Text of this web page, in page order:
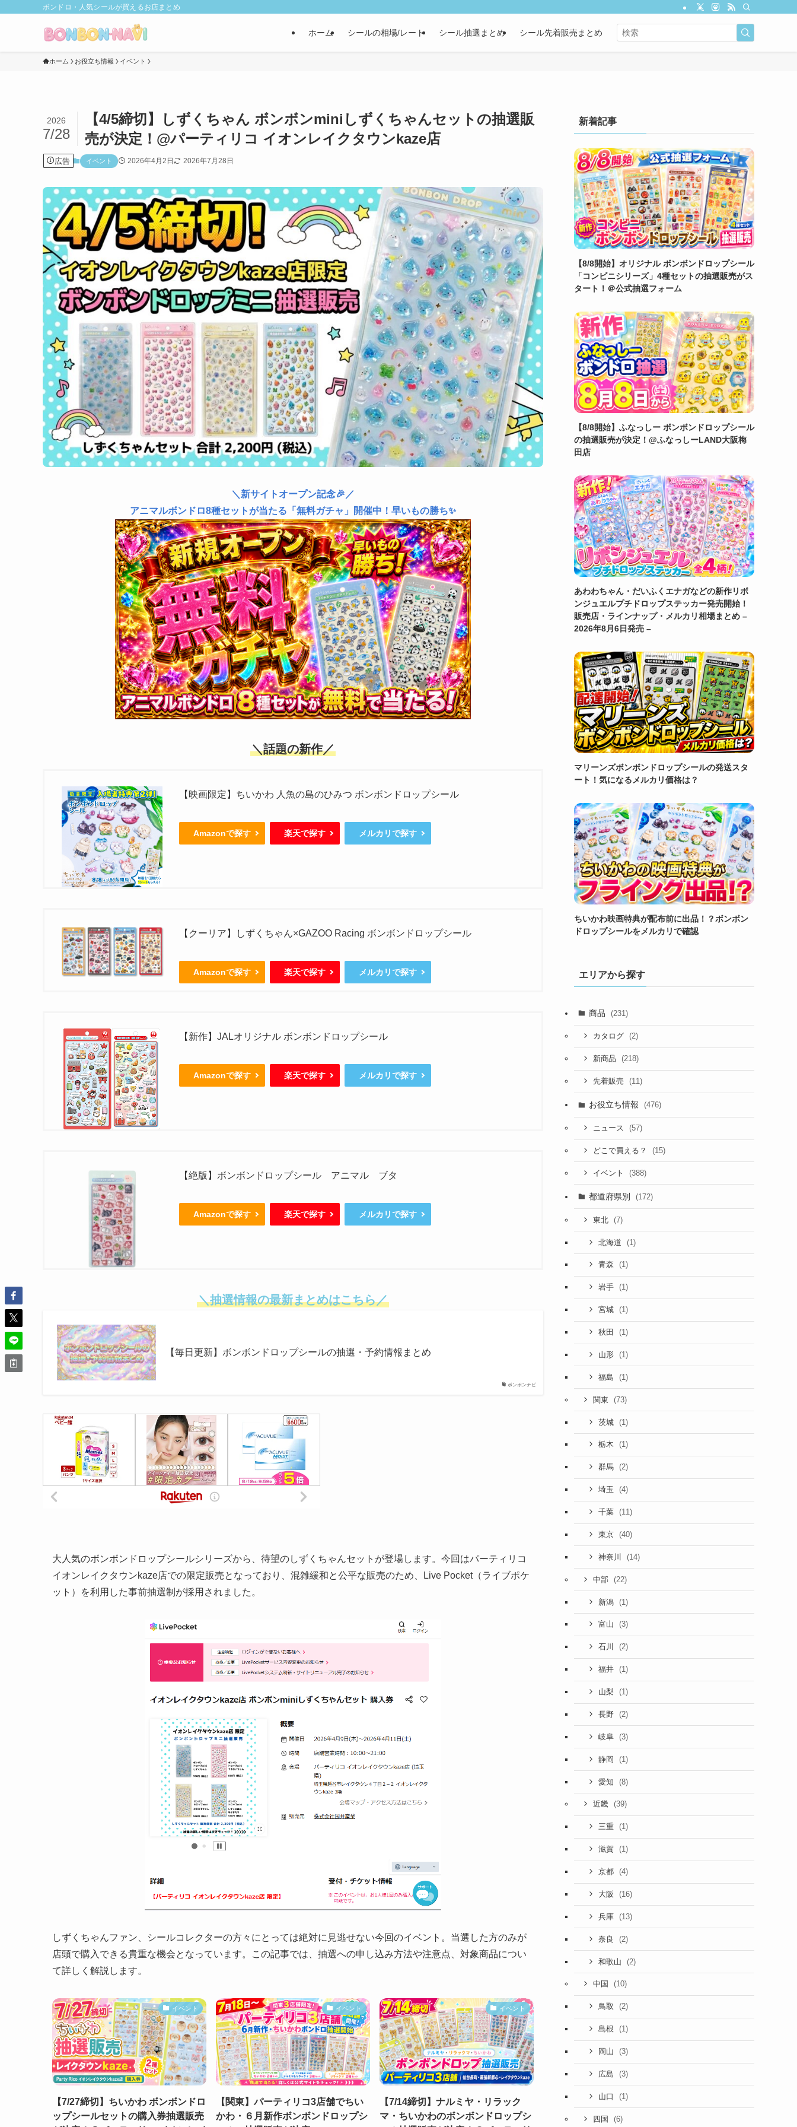
ボンドロ・人気シールが買えるお店まとめ
ホーム シールの相場/レート シール抽選まとめ シール先着販売まとめ
ホーム お役立ち情報 イベント
【4/5締切】しずくちゃん ボンボンminiしずくちゃんセットの抽選販
売が決定！@パーティリコ イオンレイクタウンkaze店
2026
7/28
広告 イベント 2026年4月2日 2026年7月28日
＼新サイトオープン記念🎉／
アニマルボンドロ8種セットが当たる「無料ガチャ」開催中！早いもの勝ち✨
＼話題の新作／
【映画限定】ちいかわ 人魚の島のひみつ ボンボンドロップシール
Amazonで探す 楽天で探す メルカリで探す
【クーリア】しずくちゃん×GAZOO Racing ボンボンドロップシール
Amazonで探す 楽天で探す メルカリで探す
【新作】JALオリジナル ボンボンドロップシール
Amazonで探す 楽天で探す メルカリで探す
【絶版】ボンボンドロップシール アニマル ブタ
Amazonで探す 楽天で探す メルカリで探す
＼抽選情報の最新まとめはこちら／
ボンボンナビ
【毎日更新】ボンボンドロップシールの抽選・予約情報まとめ
大人気のボンボンドロップシールシリーズから、待望のしずくちゃんセットが登場します。今回はパーティリコ
イオンレイクタウンkaze店での限定販売となっており、混雑緩和と公平な販売のため、Live Pocket（ライブポケ
ット）を利用した事前抽選制が採用されました。
しずくちゃんファン、シールコレクターの方々にとっては絶対に見逃せない今回のイベント。当選した方のみが
店頭で購入できる貴重な機会となっています。この記事では、抽選への申し込み方法や注意点、対象商品につい
て詳しく解説します。
イベント
【7/27締切】ちいかわ ボンボンドロ
ップシールセットの購入券抽選販売
イベント
【関東】パーティリコ3店舗でちい
かわ・６月新作ボンボンドロップシ
イベント
【7/14締切】ナルミヤ・リラック
マ・ちいかわのボンボンドロップシ
新着記事
【8/8開始】オリジナル ボンボンドロップシール
「コンビニシリーズ」4種セットの抽選販売がス
タート！＠公式抽選フォーム
【8/8開始】ふなっしー ボンボンドロップシール
の抽選販売が決定！@ふなっしーLAND大阪梅
田店
あわわちゃん・だいふくエナガなどの新作リボ
ンジュエルプチドロップステッカー発売開始！
販売店・ラインナップ・メルカリ相場まとめ –
2026年8月6日発売 –
マリーンズボンボンドロップシールの発送スタ
ート！気になるメルカリ価格は？
ちいかわ映画特典が配布前に出品！？ボンボン
ドロップシールをメルカリで確認
エリアから探す
商品 (231)
カタログ (2)
新商品 (218)
先着販売 (11)
お役立ち情報 (476)
ニュース (57)
どこで買える？ (15)
イベント (388)
都道府県別 (172)
東北 (7)
北海道 (1)
青森 (1)
岩手 (1)
宮城 (1)
秋田 (1)
山形 (1)
福島 (1)
関東 (73)
茨城 (1)
栃木 (1)
群馬 (2)
埼玉 (4)
千葉 (11)
東京 (40)
神奈川 (14)
中部 (22)
新潟 (1)
富山 (3)
石川 (2)
福井 (1)
山梨 (1)
長野 (2)
岐阜 (3)
静岡 (1)
愛知 (8)
近畿 (39)
三重 (1)
滋賀 (1)
京都 (4)
大阪 (16)
兵庫 (13)
奈良 (2)
和歌山 (2)
中国 (10)
鳥取 (2)
島根 (1)
岡山 (3)
広島 (3)
山口 (1)
四国 (6)